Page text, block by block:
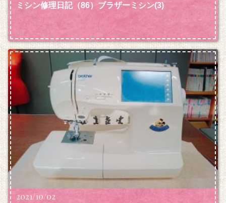
ミシン修理日記（86）ブラザーミシン(3)
2021/10/02